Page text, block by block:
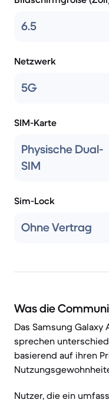
6.5
Netzwerk
5G
SIM-Karte
Physische Dual-
SIM
Sim-Lock
Ohne Vertrag
Was die
Das Samsung Galaxy
sprechen
basierend auf ihren
Nutzer, die ein